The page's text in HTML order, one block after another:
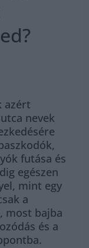
azért
nevek
futása és
egészen
mint egy
a
most bajba
és a